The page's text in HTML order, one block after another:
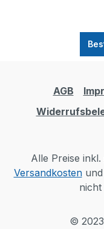
AGB
Alle Preise
Versandkostenund
nicht
©